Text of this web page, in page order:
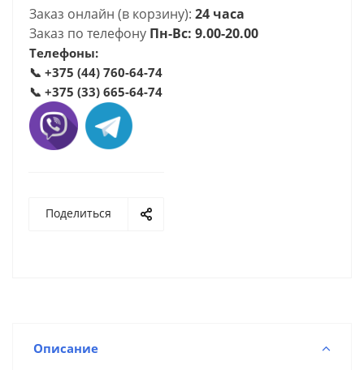
Заказ онлайн (в корзину): 24 часа
Заказ по телефону Пн-Вс: 9.00-20.00
Телефоны:
📞 +375 (44) 760-64-74
📞 +375 (33) 665-64-74
Поделиться
Описание